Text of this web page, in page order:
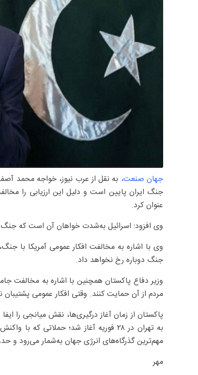
جهان صنعت، به نقل از عرب نیوز، خواجه محمد
جنگ ایران پایین است و دلیل این ارزیابی را
عنوان کرد.
وی افزود: اسرائیل به‌شدت خواهان آن است که جنگ
وی با اشاره به مخالفت افکار عمومی آمریکا با
جنگ دوباره رخ نخواهد داد.
وزیر دفاع پاکستان همچنین با اشاره به مخالفت
مردم از آن حمایت کنند. وقتی افکار عمومی
پاکستان از زمان آغاز درگیری‌ها، نقش میانجی را
به تهران در ۲۸ فوریه آغاز شد؛ حملاتی
مهم‌ترین گذرگاه‌های انرژی جهان به‌شمار می‌رود و
مهر